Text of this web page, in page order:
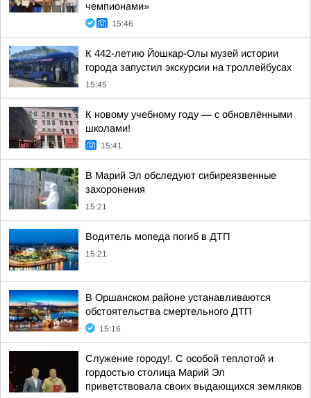
чемпионами»
15:46
К 442-летию Йошкар-Олы музей истории
города запустил экскурсии на троллейбусах
15:45
К новому учебному году — с обновлёнными
школами!
15:41
В Марий Эл обследуют сибиреязвенные
захоронения
15:21
Водитель мопеда погиб в ДТП
15:21
В Оршанском районе устанавливаются
обстоятельства смертельного ДТП
15:16
Служение городу!. С особой теплотой и
гордостью столица Марий Эл
приветствовала своих выдающихся земляков